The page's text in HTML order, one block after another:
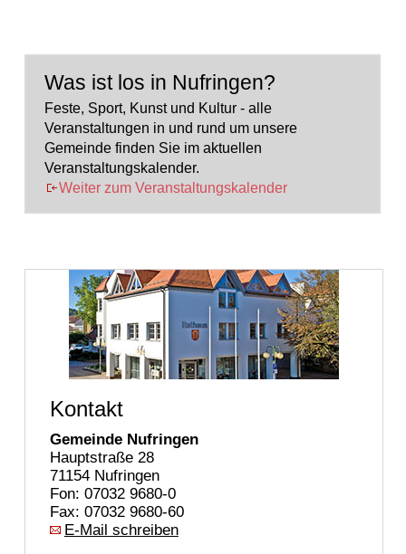
Was ist los in Nufringen?
Feste, Sport, Kunst und Kultur - alle
Veranstaltungen in und rund um unsere
Gemeinde finden Sie im aktuellen
Veranstaltungskalender.
Weiter zum Veranstaltungskalender
Kontakt
Gemeinde Nufringen
Hauptstraße 28
71154 Nufringen
Fon: 07032 9680-0
Fax: 07032 9680-60
E-Mail schreiben